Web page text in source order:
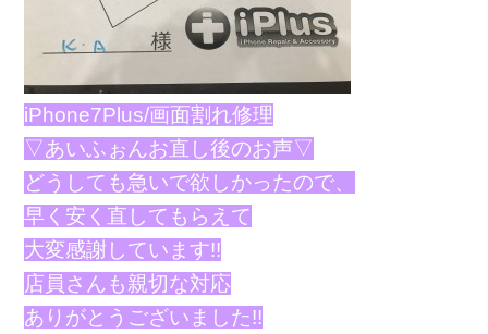
iPhone7Plus/画面割れ修理
▽あいふぉんお直し後のお声▽
どうしても急いで欲しかったので、
早く安く直してもらえて
大変感謝しています!!
店員さんも親切な対応
ありがとうございました!!